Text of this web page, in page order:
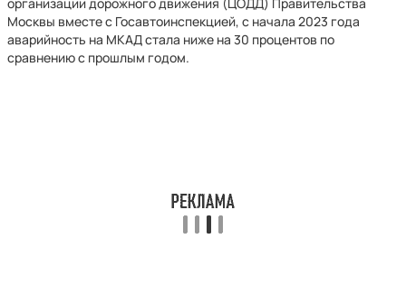
Москвы вместе с Госавтоинспекцией, с начала 2023 года
аварийность на МКАД стала ниже на 30 процентов по
сравнению с прошлым годом.